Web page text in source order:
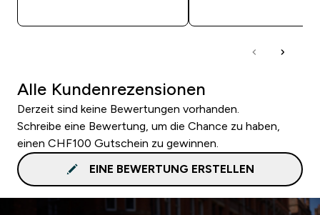
Alle Kundenrezensionen
Derzeit sind keine Bewertungen vorhanden.
Schreibe eine Bewertung, um die Chance zu haben,
einen CHF100 Gutschein zu gewinnen.
EINE BEWERTUNG ERSTELLEN